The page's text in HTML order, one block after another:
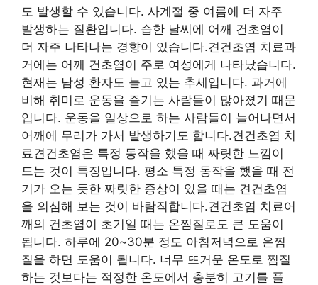
도 발생할 수 있습니다. 사계절 중 여름에 더 자주
발생하는 질환입니다. 습한 날씨에 어깨 건초염이
더 자주 나타나는 경향이 있습니다.견건초염 치료과
거에는 어깨 건초염이 주로 여성에게 나타났습니다.
현재는 남성 환자도 늘고 있는 추세입니다. 과거에
비해 취미로 운동을 즐기는 사람들이 많아졌기 때문
입니다. 운동을 일상으로 하는 사람들이 늘어나면서
어깨에 무리가 가서 발생하기도 합니다.견건초염 치
료견건초염은 특정 동작을 했을 때 짜릿한 느낌이
드는 것이 특징입니다. 평소 특정 동작을 했을 때 전
기가 오는 듯한 짜릿한 증상이 있을 때는 견건초염
을 의심해 보는 것이 바람직합니다.견건초염 치료어
깨의 건초염이 초기일 때는 온찜질로도 큰 도움이
됩니다. 하루에 20~30분 정도 아침저녁으로 온찜
질을 하면 도움이 됩니다. 너무 뜨거운 온도로 찜질
하는 것보다는 적정한 온도에서 충분히 고기를 풀